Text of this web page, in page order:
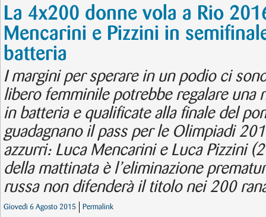
La 4x200 donne vola a Rio
Mencarini e Pizzini in
batteria
I margini per sperare in un podio ci
libero femminile potrebbe regalare una
in batteria e qualificate alla finale del
guadagnano il pass per le Olimpiadi
azzurri: Luca Mencarini e Luca Pizzini
della mattinata è l’eliminazione
russa non difenderà il titolo nei 200
Giovedì 6 Agosto 2015 Permalink